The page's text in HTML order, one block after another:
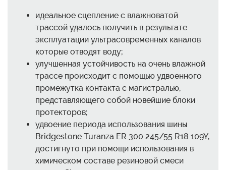
идеальное сцепление с влажноватой
трассой удалось получить в результате
эксплуатации ультрасовременных каналов
которые отводят воду;
улучшенная устойчивость на очень влажной
трассе происходит с помощью удвоенного
промежутка контакта с магистралью,
представляющего собой новейшие блоки
протекторов;
удвоение периода использования шины
Bridgestone Turanza ER 300 245/55 R18 109Y,
достигнуто при помощи использования в
химическом составе резиновой смеси